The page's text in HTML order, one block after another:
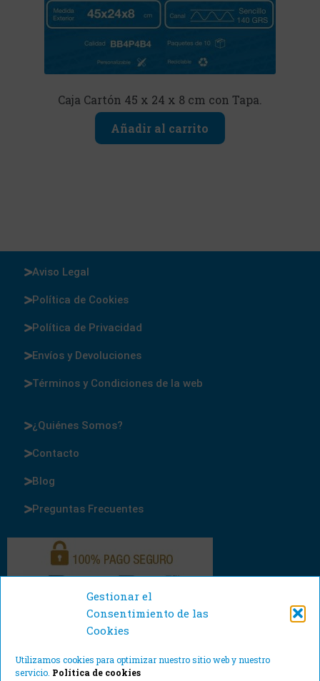
Gestionar el
Consentimiento de las
Cookies
Utilizamos cookies para optimizar nuestro sitio web y nuestro
servicio. Política de cookies
Caja Cartón 45 x 24 x 8 cm con Tapa.
Añadir al carrito
Aviso Legal
Política de Cookies
Política de Privacidad
Envíos y Devoluciones
Términos y Condiciones de la web
¿Quiénes Somos?
Contacto
Blog
Preguntas Frecuentes